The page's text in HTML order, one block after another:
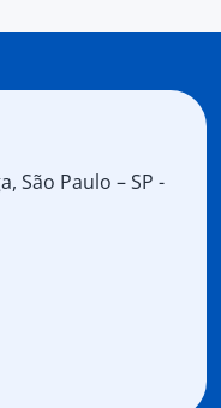
São Paulo – SP -